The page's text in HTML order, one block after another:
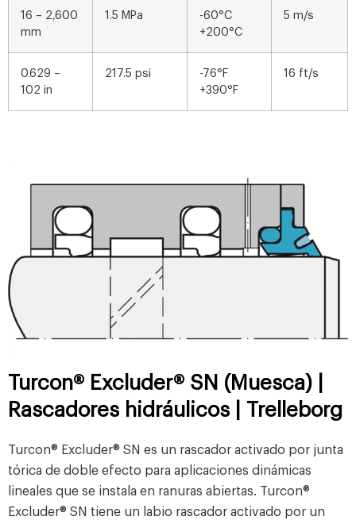
16 – 2,600
mm
1.5 MPa
-60°C
+200°C
5 m/s
0.629 –
102 in
217.5 psi
-76°F
+390°F
16 ft/s
Turcon® Excluder® SN (Muesca) |
Rascadores hidráulicos | Trelleborg
Turcon® Excluder® SN es un rascador activado por junta
tórica de doble efecto para aplicaciones dinámicas
lineales que se instala en ranuras abiertas. Turcon®
Excluder® SN tiene un labio rascador activado por un